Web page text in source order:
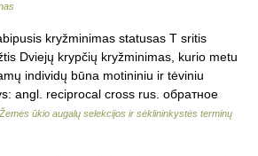
kryžminimas statusas T sritis
Dviejų krypčių kryžminimas, kurio metu
individų būna motininiu ir tėviniu
angl. reciprocal cross rus. обратное
Žemės ūkio augalų selekcijos ir sėklininkystės terminų